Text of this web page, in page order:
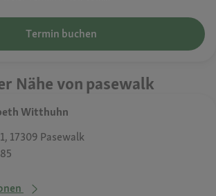
Termin buchen
Nähe von pasewalk
Witthuhn
17309 Pasewalk